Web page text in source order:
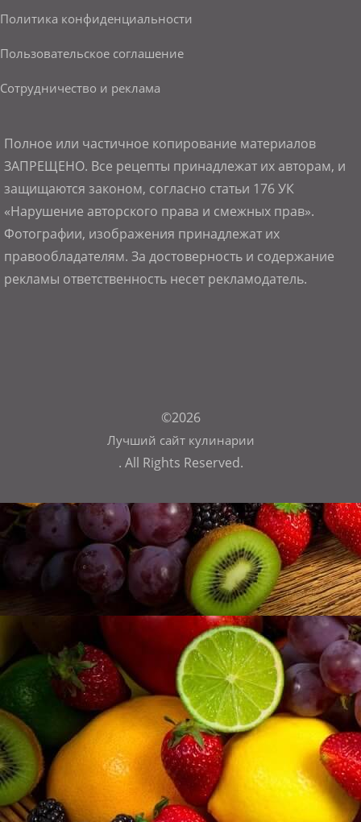
Политика конфиденциальности
Пользовательское соглашение
Сотрудничество и реклама
Полное или частичное копирование материалов
ЗАПРЕЩЕНО. Все рецепты принадлежат их авторам, и
защищаются законом, согласно статьи 176 УК
«Нарушение авторского права и смежных прав».
Фотографии, изображения принадлежат их
правообладателям. За достоверность и содержание
рекламы ответственность несет рекламодатель.
©2026
Лучший сайт кулинарии
. All Rights Reserved.